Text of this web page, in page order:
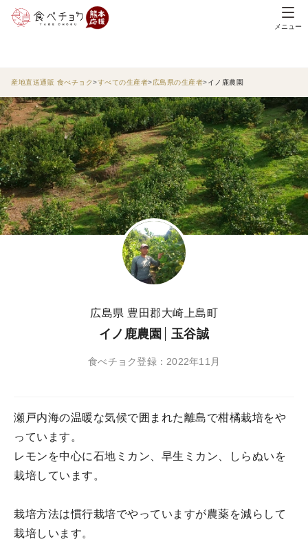
メニュー
産地直送通販 食べチョク すべての生産者 広島県の生産者 イノ鹿農園
広島県 豊田郡大崎上島町
イノ鹿農園 玉谷誠
食べチョク登録：2022年11月
瀬戸内海の温暖な気候で囲まれた離島で柑橘栽培をや
っています。
レモンを中心に石地ミカン、早生ミカン、しらぬいを
栽培しています。
栽培方法は慣行栽培でやっていますが農薬を減らして
栽培しいます。